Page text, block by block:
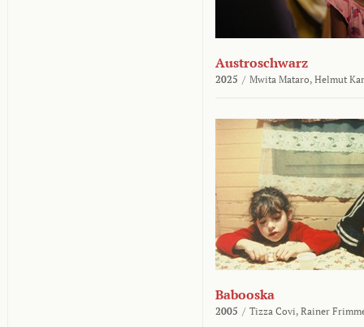
Austroschwarz
2025 / Mwita Mataro, Helmut
Babooska
2005 / Tizza Covi, Rainer